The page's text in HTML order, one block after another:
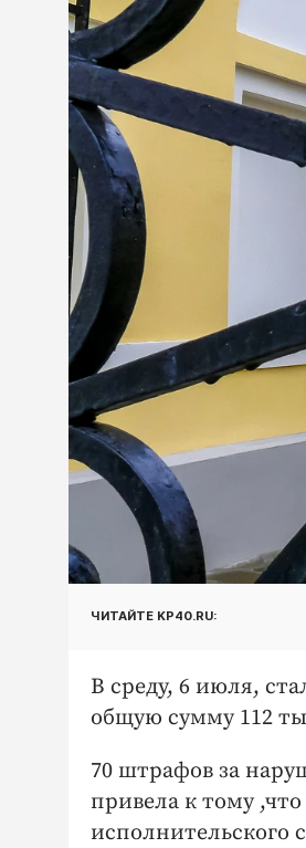
ЧИТАЙТЕ KP40.RU:
В среду, 6 июля,
общую сумму 112
70 штрафов за
привела к тому
исполнительского